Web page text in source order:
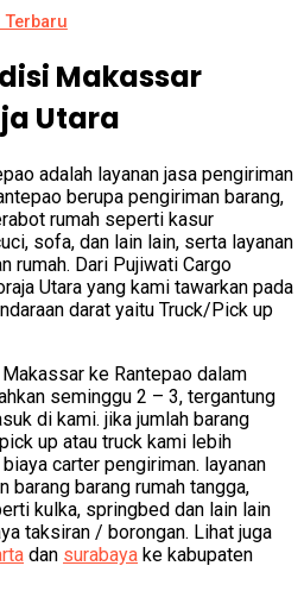
Terbaru
Makassar
Utara
adalah layanan jasa pengiriman
berupa pengiriman barang,
rumah seperti kasur
sofa, dan lain lain, serta layanan
rumah. Dari Pujiwati Cargo
Utara yang kami tawarkan pada
darat yaitu Truck/Pick up
ke Rantepao dalam
seminggu 2 – 3, tergantung
di kami. jika jumlah barang
up atau truck kami lebih
carter pengiriman. layanan
barang barang rumah tangga,
kulka, springbed dan lain lain
taksiran / borongan. Lihat juga
dan surabaya ke kabupaten